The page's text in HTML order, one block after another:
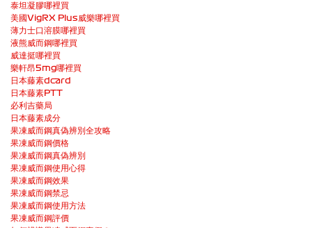
泰坦凝膠哪裡買
美國VigRX Plus威樂哪裡買
薄力士口溶膜哪裡買
液熊威而鋼哪裡買
威達挺哪裡買
樂軒昂5mg哪裡買
日本藤素dcard
日本藤素PTT
必利吉藥局
日本藤素成分
果凍威而鋼真偽辨別全攻略
果凍威而鋼價格
果凍威而鋼真偽辨別
果凍威而鋼使用心得
果凍威而鋼效果
果凍威而鋼禁忌
果凍威而鋼使用方法
果凍威而鋼評價